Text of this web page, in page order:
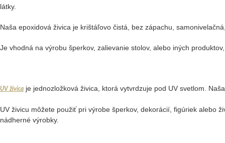
látky.
Naša epoxidová živica je krištáľovo čistá, bez zápachu,
Je vhodná na výrobu šperkov, zalievanie stolov, alebo iných
UV živica je jednozložková živica, ktorá vytvrdzuje pod UV svetlom.
UV živicu môžete použiť pri výrobe šperkov, dekorácií, figúriek alebo
nádherné výrobky.